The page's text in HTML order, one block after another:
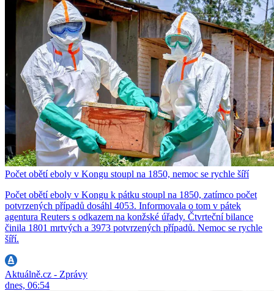
Počet obětí eboly v Kongu stoupl na 1850, nemoc se rychle šíří
Počet obětí eboly v Kongu k pátku stoupl na 1850, zatímco počet
potvrzených případů dosáhl 4053. Informovala o tom v pátek
agentura Reuters s odkazem na konžské úřady. Čtvrteční bilance
činila 1801 mrtvých a 3973 potvrzených případů. Nemoc se rychle
šíří.
Aktuálně.cz - Zprávy
dnes, 06:54